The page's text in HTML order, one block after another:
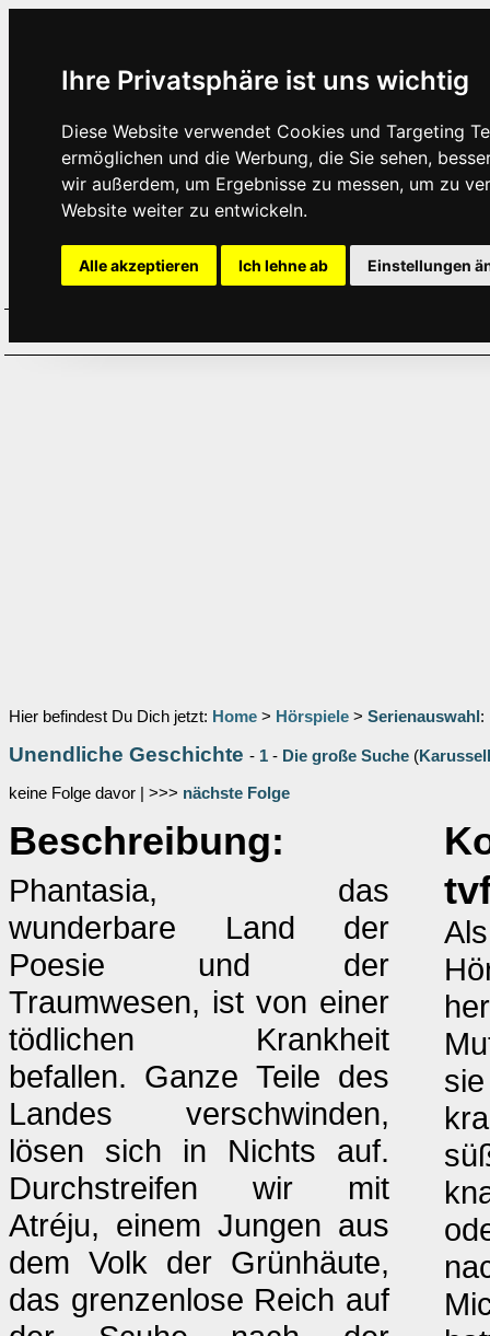
Ihre Privatsphäre ist uns wichtig
Diese Website verwendet Cookies und Targeting
ermöglichen und die Werbung, die Sie sehen,
wir außerdem, um Ergebnisse zu messen, um zu
Website weiter zu entwickeln.
Alle akzeptieren Ich lehne ab Einstellungen
Hier befindest Du Dich jetzt: Home > Hörspiele > Serienauswahl :
Unendliche Geschichte - 1 - Die große Suche (Karussell
keine Folge davor | >>> nächste Folge
Beschreibung:
Phantasia, das
wunderbare Land der
Poesie und der
Traumwesen, ist von einer
tödlichen Krankheit
befallen. Ganze Teile des
Landes verschwinden,
lösen sich in Nichts auf.
Durchstreifen wir mit
Atréju, einem Jungen aus
dem Volk der Grünhäute,
das grenzenlose Reich auf